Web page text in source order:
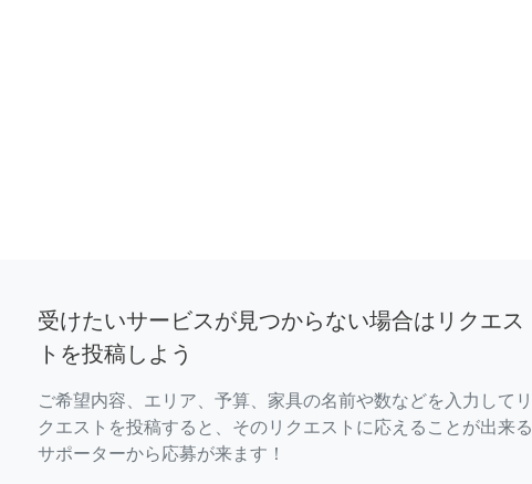
受けたいサービスが見つからない場合はリクエス
トを投稿しよう
ご希望内容、エリア、予算、家具の名前や数などを入力してリ
クエストを投稿すると、そのリクエストに応えることが出来る
サポーターから応募が来ます！